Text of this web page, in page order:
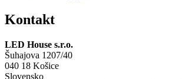
Kontakt
LED House s.r.o.
Šuhajova 1207/40
040 18 Košice
Slovensko